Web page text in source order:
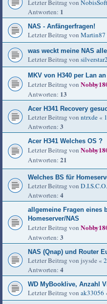
Letzter Beitrag von NobisSoft
Antworten: 1
NAS - Anfängerfragen!
Letzter Beitrag von Martin87
was weckt meine NAS
Letzter Beitrag von
MKV von H340 per Lan
Letzter Beitrag von
Antworten: 13
Acer H341 Recovery
Letzter Beitrag von ntrxde «
Antworten: 3
Acer H341 Welches OS ?
Letzter Beitrag von
Antworten: 21
Welches BS für
Letzter Beitrag von D.I.S.C.O.
Antworten: 4
allgemeine Fragen eines
Homeserver/NAS
Letzter Beitrag von
Antworten: 3
NAS (Qnap) und Router
Letzter Beitrag von jsysde «
Antworten: 4
WD MyBooklive, Anzahl
Letzter Beitrag von ak33056